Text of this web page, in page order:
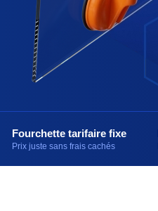
Fourchette tarifaire fixe
Prix juste sans frais cachés